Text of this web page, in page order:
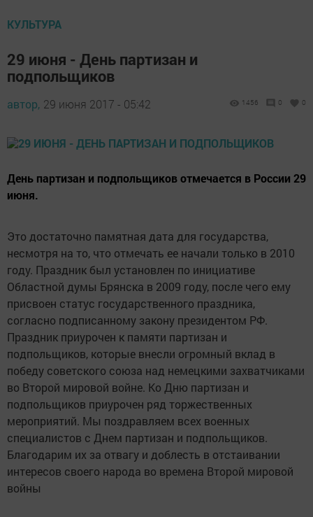
КУЛЬТУРА
29 июня - День партизан и
подпольщиков
автор, 29 июня 2017 - 05:42 1456 0 0
День партизан и подпольщиков отмечается в России 29
июня.
Это достаточно памятная дата для государства,
несмотря на то, что отмечать ее начали только в 2010
году. Праздник был установлен по инициативе
Областной думы Брянска в 2009 году, после чего ему
присвоен статус государственного праздника,
согласно подписанному закону президентом РФ.
Праздник приурочен к памяти партизан и
подпольщиков, которые внесли огромный вклад в
победу советского союза над немецкими захватчиками
во Второй мировой войне. Ко Дню партизан и
подпольщиков приурочен ряд торжественных
мероприятий. Мы поздравляем всех военных
специалистов с Днем партизан и подпольщиков.
Благодарим их за отвагу и доблесть в отстаивании
интересов своего народа во времена Второй мировой
войны